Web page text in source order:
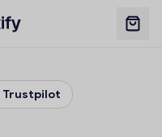
Trustpilot